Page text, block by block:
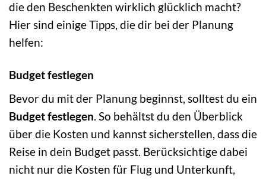
die den Beschenkten wirklich glücklich macht?
Hier sind einige Tipps, die dir bei der Planung
helfen:
Budget festlegen
Bevor du mit der Planung beginnst, solltest du ein
Budget festlegen . So behältst du den Überblick
über die Kosten und kannst sicherstellen, dass die
Reise in dein Budget passt. Berücksichtige dabei
nicht nur die Kosten für Flug und Unterkunft,